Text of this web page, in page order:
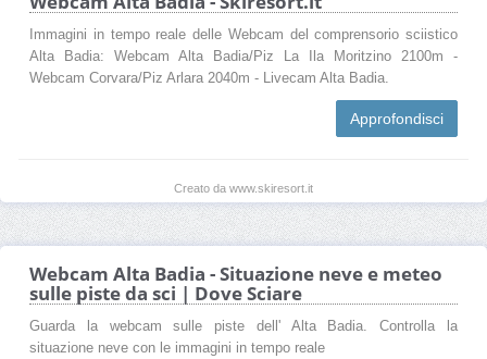
Immagini in tempo reale delle Webcam del comprensorio sciistico
Alta Badia: Webcam Alta Badia/Piz La Ila Moritzino 2100m -
Webcam Corvara/Piz Arlara 2040m - Livecam Alta Badia.
Approfondisci
Creato da www.skiresort.it
Webcam Alta Badia - Situazione neve e meteo
sulle piste da sci | Dove Sciare
Guarda la webcam sulle piste dell' Alta Badia. Controlla la
situazione neve con le immagini in tempo reale